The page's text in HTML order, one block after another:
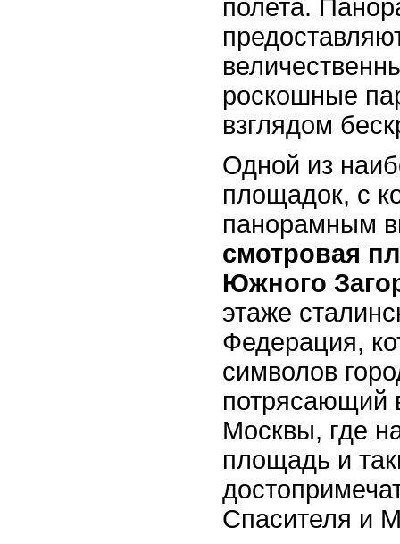
полета.
роскошные
взглядом
Одной из
площадок, с
панорамным
смотровая
Южного
этаже
Федерация,
символов
потрясающий
Москвы, где
площадь и
Спасителя и